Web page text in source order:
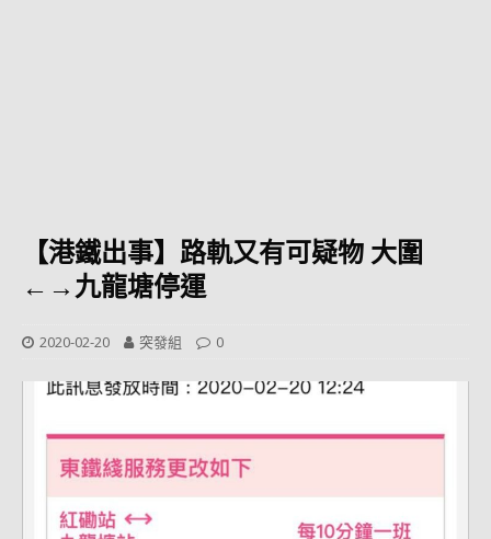
【港鐵出事】路軌又有可疑物 大圍
←→九龍塘停運
2020-02-20 突發組 0